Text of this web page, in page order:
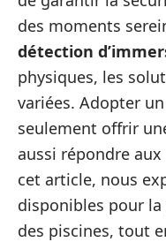
des moments
détection
physiques, les
variées. Adopter
seulement offrir
aussi répondre
cet article, nous
disponibles pour
des piscines, tout